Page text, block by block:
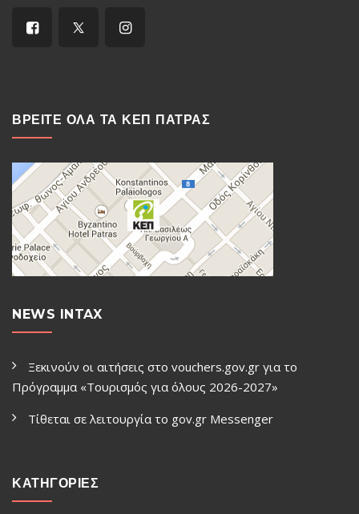
ΒΡΕΙΤΕ ΟΛΑ ΤΑ ΚΕΠ ΠΑΤΡΑΣ
NEWS INTAX
Ξεκινούν οι αιτήσεις στο vouchers.gov.gr για το
Πρόγραμμα «Τουρισμός για όλους 2026-2027»
Τίθεται σε λειτουργία το gov.gr Μessenger
ΚΑΤΗΓΟΡΙΕΣ